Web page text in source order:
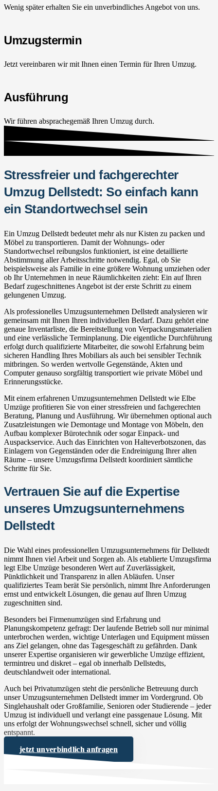
Wenig später erhalten Sie ein unverbindliches Angebot von uns.
Umzugstermin
Jetzt vereinbaren wir mit Ihnen einen Termin für Ihren Umzug.
Ausführung
Wir führen absprachegemäß Ihren Umzug durch.
Stressfreier und fachgerechter
Umzug Dellstedt: So einfach kann
ein Standortwechsel sein
Ein Umzug Dellstedt bedeutet mehr als nur Kisten zu packen und
Möbel zu transportieren. Damit der Wohnungs- oder
Standortwechsel reibungslos funktioniert, ist eine detaillierte
Abstimmung aller Arbeitsschritte notwendig. Egal, ob Sie
beispielsweise als Familie in eine größere Wohnung umziehen oder
ob Ihr Unternehmen in neue Räumlichkeiten zieht: Ein auf Ihren
Bedarf zugeschnittenes Angebot ist der erste Schritt zu einem
gelungenen Umzug.
Als professionelles Umzugsunternehmen Dellstedt analysieren wir
gemeinsam mit Ihnen Ihren individuellen Bedarf. Dazu gehört eine
genaue Inventarliste, die Bereitstellung von Verpackungsmaterialien
und eine verlässliche Terminplanung. Die eigentliche Durchführung
erfolgt durch qualifizierte Mitarbeiter, die sowohl Erfahrung beim
sicheren Handling Ihres Mobiliars als auch bei sensibler Technik
mitbringen. So werden wertvolle Gegenstände, Akten und
Computer genauso sorgfältig transportiert wie private Möbel und
Erinnerungsstücke.
Mit einem erfahrenen Umzugsunternehmen Dellstedt wie Elbe
Umzüge profitieren Sie von einer stressfreien und fachgerechten
Beratung, Planung und Ausführung. Wir übernehmen optional auch
Zusatzleistungen wie Demontage und Montage von Möbeln, den
Aufbau komplexer Bürotechnik oder sogar Einpack- und
Auspackservice. Auch das Einrichten von Halteverbotszonen, das
Einlagern von Gegenständen oder die Endreinigung Ihrer alten
Räume – unsere Umzugsfirma Dellstedt koordiniert sämtliche
Schritte für Sie.
Vertrauen Sie auf die Expertise
unseres Umzugsunternehmens
Dellstedt
Die Wahl eines professionellen Umzugsunternehmens für Dellstedt
nimmt Ihnen viel Arbeit und Sorgen ab. Als etablierte Umzugsfirma
legt Elbe Umzüge besonderen Wert auf Zuverlässigkeit,
Pünktlichkeit und Transparenz in allen Abläufen. Unser
qualifiziertes Team berät Sie persönlich, nimmt Ihre Anforderungen
ernst und entwickelt Lösungen, die genau auf Ihren Umzug
zugeschnitten sind.
Besonders bei Firmenumzügen sind Erfahrung und
Planungskompetenz gefragt: Der laufende Betrieb soll nur minimal
unterbrochen werden, wichtige Unterlagen und Equipment müssen
ans Ziel gelangen, ohne das Tagesgeschäft zu gefährden. Dank
unserer Expertise organisieren wir gewerbliche Umzüge effizient,
termintreu und diskret – egal ob innerhalb Dellstedts,
deutschlandweit oder international.
Auch bei Privatumzügen steht die persönliche Betreuung durch
unser Umzugsunternehmen Dellstedt immer im Vordergrund. Ob
Singlehaushalt oder Großfamilie, Senioren oder Studierende – jeder
Umzug ist individuell und verlangt eine passgenaue Lösung. Mit
uns erfolgt der Wohnungswechsel schnell, sicher und völlig
entspannt.
jetzt unverbindlich anfragen